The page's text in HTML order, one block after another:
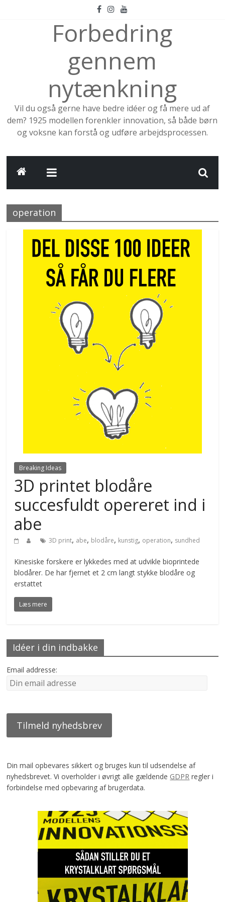
Forbedring
gennem
nytænkning
Vil du også gerne have bedre idéer og få mere ud af
dem? 1925 modellen forenkler innovation, så både børn
og voksne kan forstå og udføre arbejdsprocessen.
operation
Breaking Ideas
3D printet blodåre
succesfuldt opereret ind i
abe
3D print, abe, blodåre, kunstig, operation, sundhed
Kinesiske forskere er lykkedes med at udvikle bioprintede
blodårer. De har fjernet et 2 cm langt stykke blodåre og
erstattet
Læs mere
Idéer i din indbakke
Email addresse:
Din mail opbevares sikkert og bruges kun til udsendelse af
nyhedsbrevet. Vi overholder i øvrigt alle gældende GDPR regler i
forbindelse med opbevaring af brugerdata.